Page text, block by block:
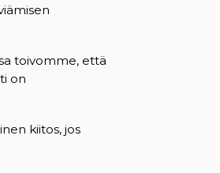
toivomme, että
on
kiitos, jos